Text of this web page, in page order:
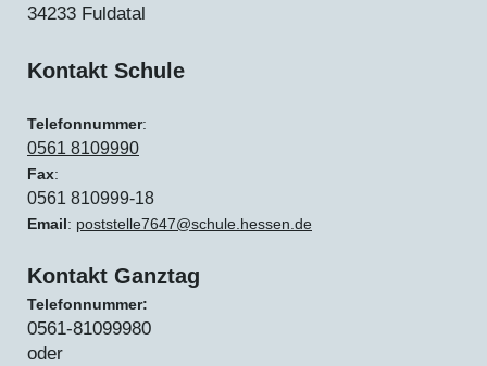
34233 Fuldatal
Kontakt Schule
Telefonnummer:
0561 8109990
Fax:
0561 810999-18
Email: poststelle7647@schule.hessen.de
Kontakt Ganztag
Telefonnummer:
0561-81099980
oder